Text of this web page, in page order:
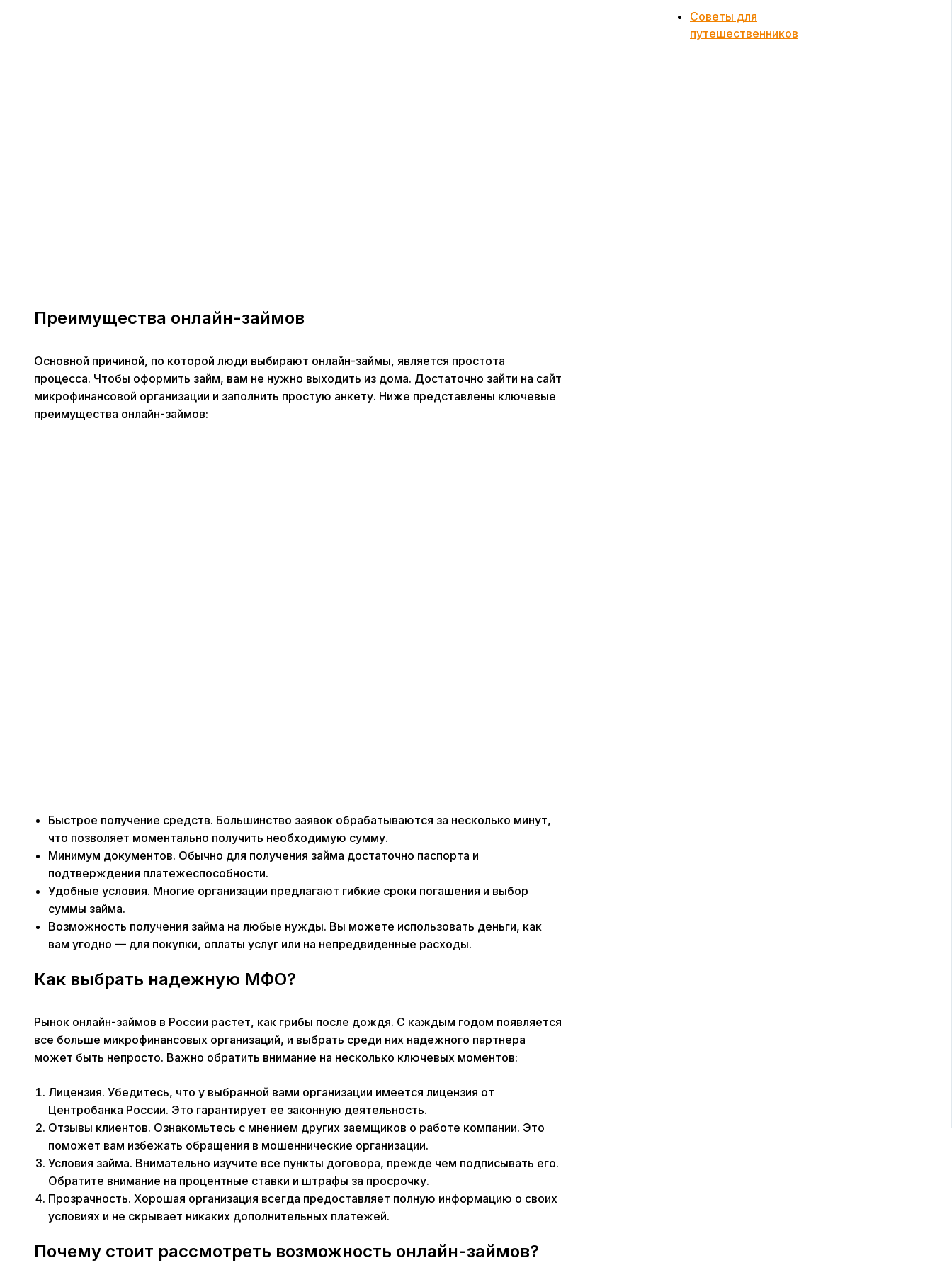
Преимущества онлайн-займов
Основной причиной, по которой люди выбирают онлайн-займы, является простота
процесса. Чтобы оформить займ, вам не нужно выходить из дома. Достаточно зайти на сайт
микрофинансовой организации и заполнить простую анкету. Ниже представлены ключевые
преимущества онлайн-займов:
Быстрое получение средств. Большинство заявок обрабатываются за несколько минут,
что позволяет моментально получить необходимую сумму.
Минимум документов. Обычно для получения займа достаточно паспорта и
подтверждения платежеспособности.
Удобные условия. Многие организации предлагают гибкие сроки погашения и выбор
суммы займа.
Возможность получения займа на любые нужды. Вы можете использовать деньги, как
вам угодно — для покупки, оплаты услуг или на непредвиденные расходы.
Как выбрать надежную МФО?
Рынок онлайн-займов в России растет, как грибы после дождя. С каждым годом появляется
все больше микрофинансовых организаций, и выбрать среди них надежного партнера
может быть непросто. Важно обратить внимание на несколько ключевых моментов:
Лицензия. Убедитесь, что у выбранной вами организации имеется лицензия от
Центробанка России. Это гарантирует ее законную деятельность.
Отзывы клиентов. Ознакомьтесь с мнением других заемщиков о работе компании. Это
поможет вам избежать обращения в мошеннические организации.
Условия займа. Внимательно изучите все пункты договора, прежде чем подписывать его.
Обратите внимание на процентные ставки и штрафы за просрочку.
Прозрачность. Хорошая организация всегда предоставляет полную информацию о своих
условиях и не скрывает никаких дополнительных платежей.
Почему стоит рассмотреть возможность онлайн-займов?
Советы для
путешественников